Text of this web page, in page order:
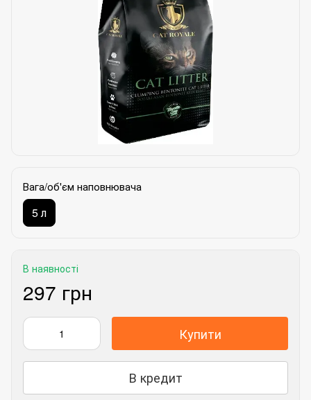
Вага/об'єм наповнювача
5 л
В наявності
297 грн
Купити
В кредит